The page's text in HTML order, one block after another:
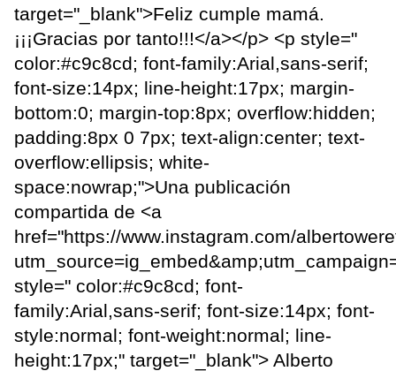
target="_blank">Feliz cumple mamá.
¡¡¡Gracias por tanto!!!</a></p> <p style="
color:#c9c8cd; font-family:Arial,sans-serif;
font-size:14px; line-height:17px; margin-
bottom:0; margin-top:8px; overflow:hidden;
padding:8px 0 7px; text-align:center; text-
overflow:ellipsis; white-
space:nowrap;">Una publicación
compartida de <a
href="https://www.instagram.com/
style=" color:#c9c8cd; font-
family:Arial,sans-serif; font-size:14px; font-
style:normal; font-weight:normal; line-
height:17px;" target="_blank"> Alberto